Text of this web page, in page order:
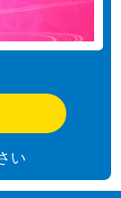
い